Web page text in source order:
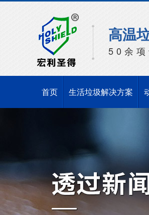
高温
50余项
首页 生活垃圾解决方案